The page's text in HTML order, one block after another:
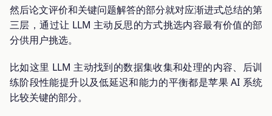
然后论文评价和关键问题解答的部分就对应渐进式总结的第
三层，通过让 LLM 主动反思的方式挑选内容最有价值的部
分供用户挑选。
比如这里 LLM 主动找到的数据集收集和处理的内容、后训
练阶段性能提升以及低延迟和能力的平衡都是苹果 AI 系统
比较关键的部分。